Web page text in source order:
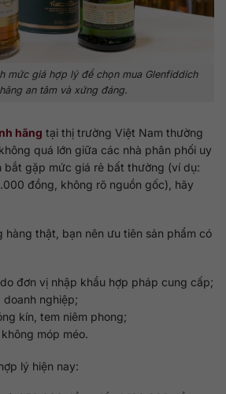
mức giá hợp lý để chọn mua Glenfiddich
an tâm và xứng đáng.
hãng tại thị trường Việt Nam thường
quá lớn giữa các nhà phân phối uy
bắt gặp mức giá rẻ bất thường (ví dụ:
đồng, không rõ nguồn gốc), hãy
hàng thật, bạn nên ưu tiên sản phẩm có
đơn vị nhập khẩu hợp pháp cung cấp;
doanh nghiệp;
kín, tem niêm phong;
móp méo.
lý hiện nay: